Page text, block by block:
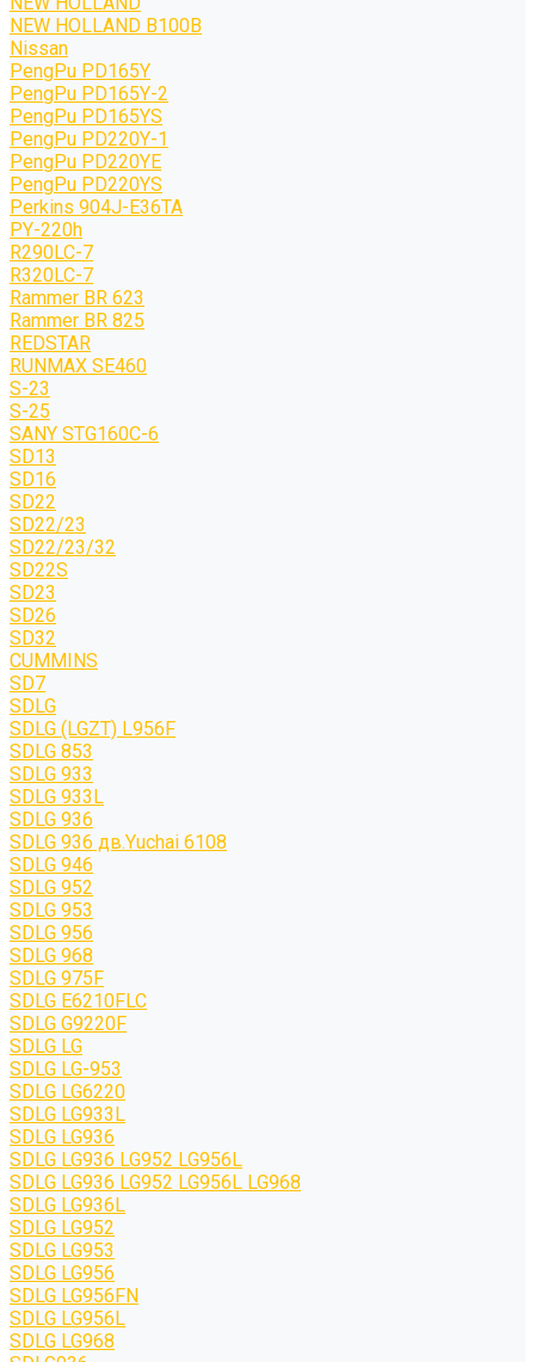
NEW HOLLAND B100B
Nissan
PengPu PD165Y
PengPu PD165Y-2
PengPu PD165YS
PengPu PD220Y-1
PengPu PD220YE
PengPu PD220YS
Perkins 904J-E36TA
PY-220h
R290LC-7
R320LC-7
Rammer BR 623
Rammer BR 825
REDSTAR
RUNMAX SE460
S-23
S-25
SANY STG160C-6
SD13
SD16
SD22
SD22/23
SD22/23/32
SD22S
SD23
SD26
SD32
CUMMINS
SD7
SDLG
SDLG (LGZT) L956F
SDLG 853
SDLG 933
SDLG 933L
SDLG 936
SDLG 936 дв.Yuchai 6108
SDLG 946
SDLG 952
SDLG 953
SDLG 956
SDLG 968
SDLG 975F
SDLG E6210FLC
SDLG G9220F
SDLG LG
SDLG LG-953
SDLG LG6220
SDLG LG933L
SDLG LG936
SDLG LG936 LG952 LG956L
SDLG LG936 LG952 LG956L LG968
SDLG LG936L
SDLG LG952
SDLG LG953
SDLG LG956
SDLG LG956FN
SDLG LG956L
SDLG LG968